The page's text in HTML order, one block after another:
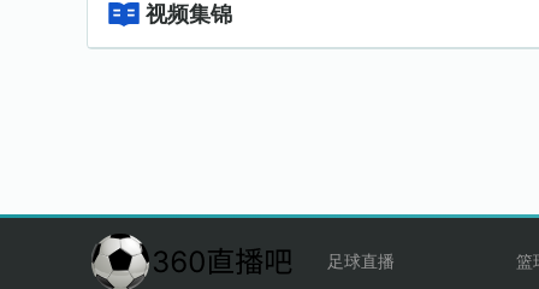
视频集锦
足球直播 篮